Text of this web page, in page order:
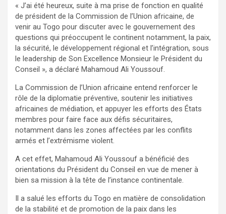
« J’ai été heureux, suite à ma prise de fonction en qualité
de président de la Commission de l’Union africaine, de
venir au Togo pour discuter avec le gouvernement des
questions qui préoccupent le continent notamment, la paix,
la sécurité, le développement régional et l’intégration, sous
le leadership de Son Excellence Monsieur le Président du
Conseil », a déclaré Mahamoud Ali Youssouf.
La Commission de l’Union africaine entend renforcer le
rôle de la diplomatie préventive, soutenir les initiatives
africaines de médiation, et appuyer les efforts des États
membres pour faire face aux défis sécuritaires,
notamment dans les zones affectées par les conflits
armés et l’extrémisme violent.
A cet effet, Mahamoud Ali Youssouf a bénéficié des
orientations du Président du Conseil en vue de mener à
bien sa mission à la tête de l’instance continentale.
Il a salué les efforts du Togo en matière de consolidation
de la stabilité et de promotion de la paix dans les